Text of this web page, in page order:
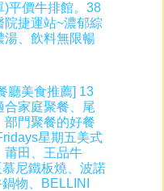
)平價牛排館。38
院捷運站~濃郁綜
湯、飲料無限暢
廳美食推薦] 13
合家庭聚餐、尾
部門聚餐的好餐
星期五美式
莆田、王品牛
尼鐵板燒、波諾
物、BELLINI